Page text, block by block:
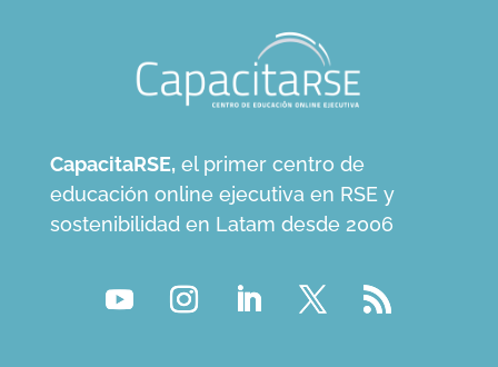
CapacitaRSE, el primer centro de
educación online ejecutiva en RSE y
sostenibilidad en Latam desde 2006